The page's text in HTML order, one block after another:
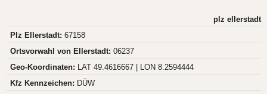
plz ellerstadt
Plz Ellerstadt: 67158
Ortsvorwahl von Ellerstadt: 06237
Geo-Koordinaten: LAT 49.4616667 | LON 8.2594444
Kfz Kennzeichen: DÜW